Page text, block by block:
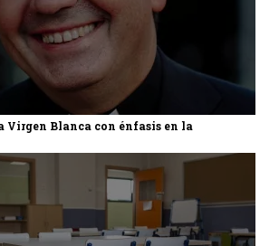
Virgen Blanca con énfasis en la